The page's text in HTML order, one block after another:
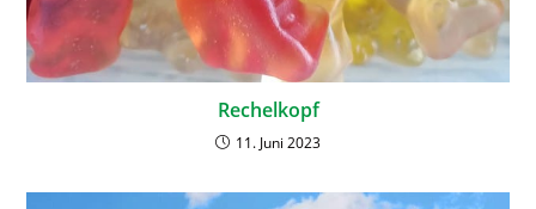
Rechelkopf
11. Juni 2023